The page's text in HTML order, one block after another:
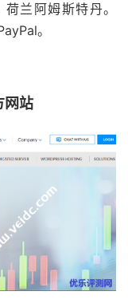
兰阿姆斯特丹。
。
网站